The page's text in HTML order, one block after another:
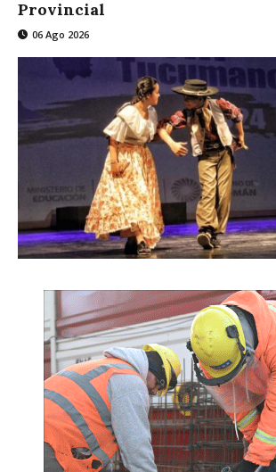
Provincial
06 Ago 2026